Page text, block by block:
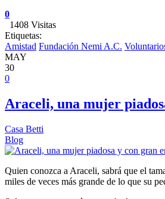
0
1408 Visitas
Etiquetas:
Amistad Fundación Nemi A.C.
MAY
30
0
Araceli, una mujer
Casa Betti
Blog
Quien conozca a Araceli, sabrá que el
miles de veces más grande de lo que su